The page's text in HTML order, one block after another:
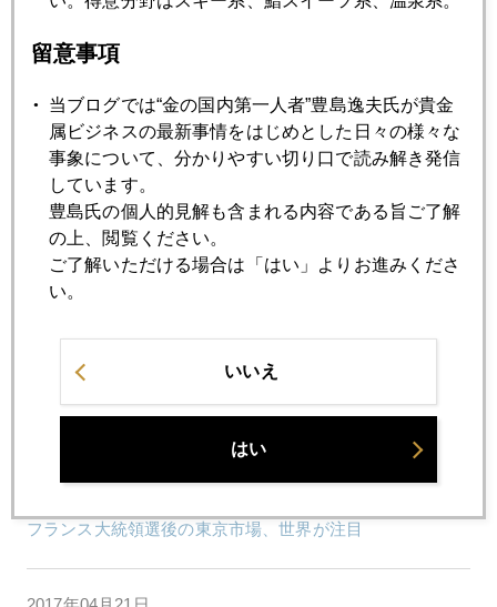
7月 8月 9月 10月 11月 12月
2017年04月28日
ＧＷ連休直前のトランプ発言
2017年04月27日
「過去最大の減税」発表、狼少年になったトランプ大統領
2017年04月26日
2017年04月25日
フランス大統領選後の東京市場、世界が注目
留意事項
当ブログでは“金の国内第一人者”豊島逸夫氏が貴金
属ビジネスの最新事情をはじめとした日々の様々な
事象について、分かりやすい切り口で読み解き発信
しています。
豊島氏の個人的見解も含まれる内容である旨ご了解
の上、閲覧ください。
ご了解いただける場合は「はい」よりお進みくださ
い。
いいえ
はい